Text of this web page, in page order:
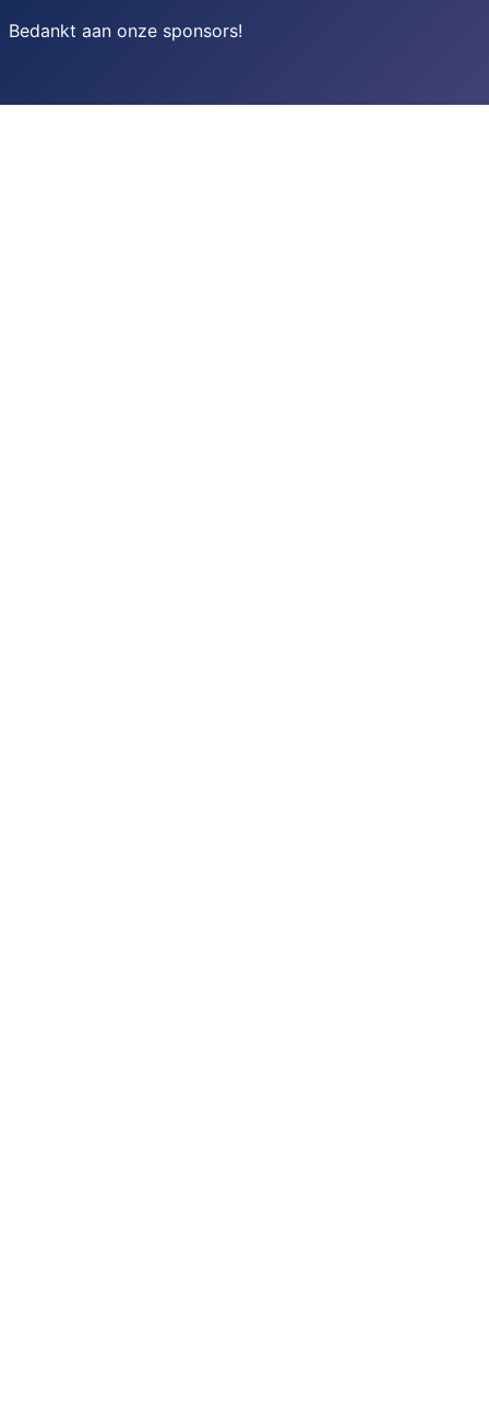
Bedankt aan onze sponsors!